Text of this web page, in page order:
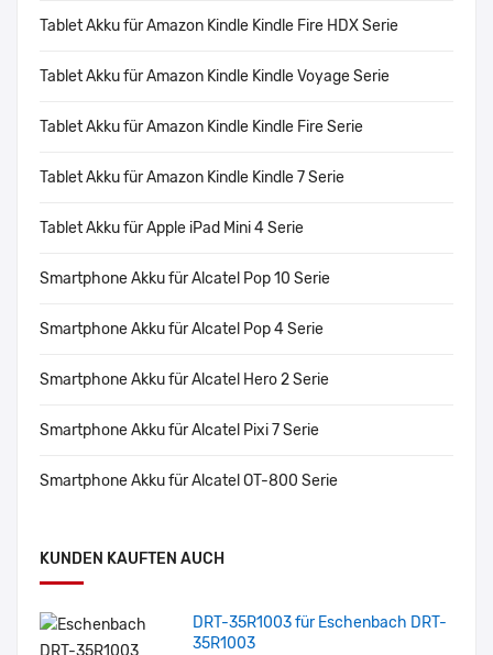
Tablet Akku für Amazon Kindle Kindle Fire HDX Serie
Tablet Akku für Amazon Kindle Kindle Voyage Serie
Tablet Akku für Amazon Kindle Kindle Fire Serie
Tablet Akku für Amazon Kindle Kindle 7 Serie
Tablet Akku für Apple iPad Mini 4 Serie
Smartphone Akku für Alcatel Pop 10 Serie
Smartphone Akku für Alcatel Pop 4 Serie
Smartphone Akku für Alcatel Hero 2 Serie
Smartphone Akku für Alcatel Pixi 7 Serie
Smartphone Akku für Alcatel OT-800 Serie
KUNDEN KAUFTEN AUCH
DRT-35R1003 für Eschenbach DRT-
35R1003